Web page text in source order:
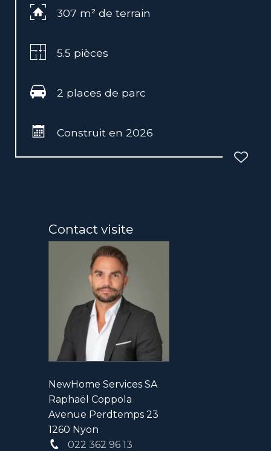
307 m² de terrain
5.5 pièces
2 places de parc
Construit en 2026
Contact visite
NewHome Services SA
Raphaël Coppola
Avenue Perdtemps 23
1260 Nyon
022 362 96 13